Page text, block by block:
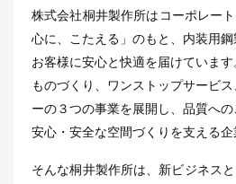
株式会社桐井製作所はコーポレー
心に、こたえる」のもと、内装用
お客様に安心と快適を届けています
ものづくり、ワンストップサービ
ーの３つの事業を展開し、品質へ
安心・安全な空間づくりを支える企
そんな桐井製作所は、新ビジネス